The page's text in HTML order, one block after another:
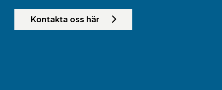
Kontakta oss här